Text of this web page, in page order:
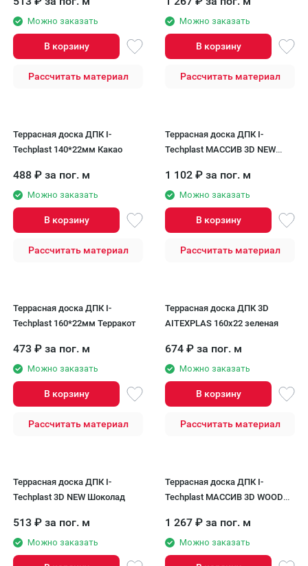
Можно заказать
В корзину
Рассчитать материал
Можно заказать
В корзину
Рассчитать материал
Террасная доска ДПК I-
Techplast 140*22мм Какао
488 ₽ за пог. м
Можно заказать
В корзину
Рассчитать материал
Террасная доска ДПК I-
Techplast МАССИВ 3D NEW
1 102 ₽ за пог. м
Можно заказать
В корзину
Рассчитать материал
Террасная доска ДПК I-
Techplast 160*22мм Терракот
473 ₽ за пог. м
Можно заказать
В корзину
Рассчитать материал
Террасная доска ДПК 3D
AITEXPLAS 160x22 зеленая
674 ₽ за пог. м
Можно заказать
В корзину
Рассчитать материал
Террасная доска ДПК I-
Techplast 3D NEW Шоколад
513 ₽ за пог. м
Можно заказать
Террасная доска ДПК I-
Techplast МАССИВ 3D WOOD
1 267 ₽ за пог. м
Можно заказать